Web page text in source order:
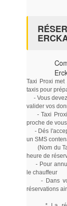
Taxi Proxi
taxis pour
- Vous devez
valider vos
- Taxi Proxi
proche de vous
- Dés
un SMS
(Nom du
heure de
- Pour
le chauffeur
- Dans
réservations